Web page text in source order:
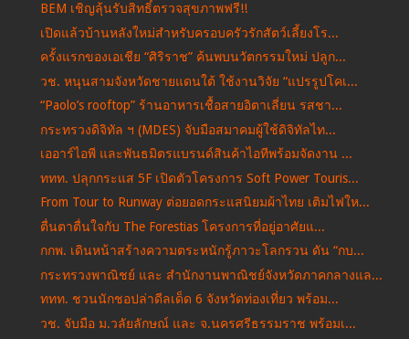
BEM เชิญลุ้นรับสิทธิ์ตรวจสุขภาพฟรี!!
เปิดแล้วบ้านหลังใหม่สำหรับครอบครัวรักสัตว์เลี้ยงโร...
ครั้งแรกของเอเชีย “ศิริราช” ค้นพบนวัตกรรมใหม่ ปลูก...
วช. หนุนสามจังหวัดชายแดนใต้ ใช้งานวิจัย “แปรรูปโคเ...
“Paolo’s rooftop” ร้านอาหารเชื้อสายอิตาเลี่ยน รสชา...
กระทรวงดิจิทัล ฯ (MDES) จับมือสมาคมผู้ใช้ดิจิทัลไท...
เออาร์ไอพี และพันธมิตรแบรนด์สินค้าไอทีพร้อมจัดงาน ...
ททท. ปลุกกระแส 5F เปิดตัวโครงการ Soft Power Touris...
From Tour to Runway ต่อยอดกระแสนิยมผ้าไทย เติมไฟให...
ตื่นตาตื่นใจกับ The Forestias โครงการที่อยู่อาศัยแ...
กกพ. เดินหน้าสร้างความตระหนักรู้ภาวะโลกรวน ดัน “กบ...
กระทรวงพาณิชย์ และ สำนักงานพาณิชย์จังหวัดภาคกลางแล...
ททท. ชวนนักชอปล่าดีลเด็ด 6 จังหวัดท่องเที่ยว พร้อม...
วช. จับมือ ม.วลัยลักษณ์ และ จ.นครศรีธรรมราช พร้อมเ...